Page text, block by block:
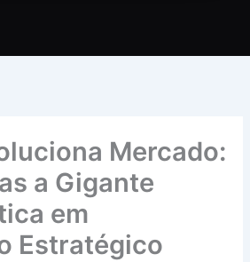
Mercado:
a Gigante
em
Estratégico